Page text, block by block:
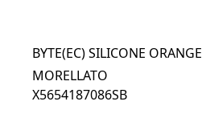
BYTE(EC) SILICONE ORANGE
MORELLATO
X5654187086SB